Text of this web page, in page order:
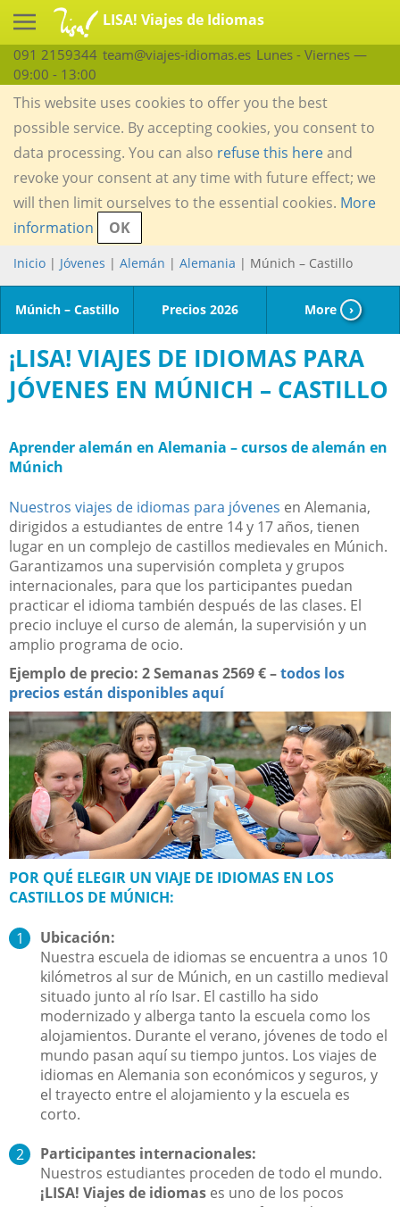
LISA! Viajes de Idiomas
091 2159344 team@viajes-idiomas.es Lunes - Viernes —
09:00 - 13:00
This website uses cookies to offer you the best
possible service. By accepting cookies, you consent to
data processing. You can also refuse this hereand
revoke your consent at any time with future effect; we
will then limit ourselves to the essential cookies. More
information
OK
Inicio | Jóvenes | Alemán | Alemania | Múnich – Castillo
Múnich – Castillo Precios 2026 More ›
¡LISA! VIAJES DE IDIOMAS PARA
JÓVENES EN MÚNICH – CASTILLO
Aprender alemán en Alemania – cursos de alemán en
Múnich
Nuestros viajes de idiomas para jóvenes en Alemania,
dirigidos a estudiantes de entre 14 y 17 años, tienen
lugar en un complejo de castillos medievales en Múnich.
Garantizamos una supervisión completa y grupos
internacionales, para que los participantes puedan
practicar el idioma también después de las clases. El
precio incluye el curso de alemán, la supervisión y un
amplio programa de ocio.
Ejemplo de precio: 2 Semanas 2569 €​–todos los
precios están disponibles aquí
POR QUÉ ELEGIR UN VIAJE DE IDIOMAS EN LOS
CASTILLOS DE MÚNICH:
Ubicación:
Nuestra escuela de idiomas se encuentra a unos 10
kilómetros al sur de Múnich, en un castillo medieval
situado junto al río Isar. El castillo ha sido
modernizado y alberga tanto la escuela como los
alojamientos. Durante el verano, jóvenes de todo el
mundo pasan aquí su tiempo juntos. Los viajes de
idiomas en Alemania son económicos y seguros, y
el trayecto entre el alojamiento y la escuela es
corto.
Participantes internacionales:
Nuestros estudiantes proceden de todo el mundo.
¡LISA! Viajes de idiomas es uno de los pocos